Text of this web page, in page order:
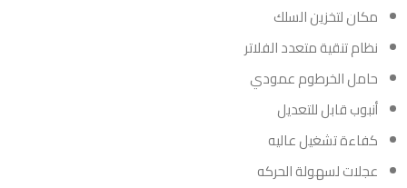
مكان لتخزين السلك
نظام تنقية متعدد الفلاتر
حامل الخرطوم عمودي
أنبوب قابل للتعديل
كفاءة تشغيل عاليه
عجلات لسهولة الحركه